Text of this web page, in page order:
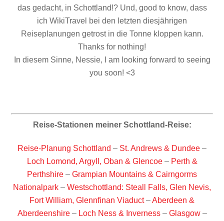
das gedacht, in Schottland!? Und, good to know, dass
ich WikiTravel bei den letzten diesjährigen
Reiseplanungen getrost in die Tonne kloppen kann.
Thanks for nothing!
In diesem Sinne, Nessie, I am looking forward to seeing
you soon! <3
Reise-Stationen meiner Schottland-Reise:
Reise-Planung Schottland – St. Andrews & Dundee –
Loch Lomond, Argyll, Oban & Glencoe– Perth &
Perthshire – Grampian Mountains & Cairngorms
Nationalpark – Westschottland: Steall Falls, Glen Nevis,
Fort William, Glennfinan Viaduct–Aberdeen &
Aberdeenshire– Loch Ness & Inverness– Glasgow–